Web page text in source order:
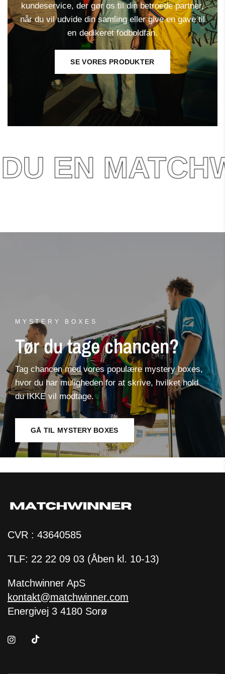
kundeservice, der gør os til din betroede partner,
når du vil udvide din samling eller give en gave til
en dedikeret fodboldfan.
SE VORES PRODUKTER
EN
MYSTERY BOXES
Tør du tage chancen?
Tag chancen med vores populære mystery boxes,
hvor du har muligheden for at skrive, hvilket hold
du IKKE vil modtage.
GÅ TIL MYSTERY BOXES
CVR : 43640585
TLF: 22 22 09 03 (Åben kl. 10-13)
Matchwinner ApS
kontakt@matchwinner.com
Energivej 3 4180 Sorø